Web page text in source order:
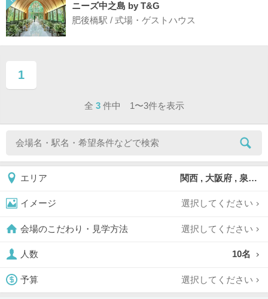
ニーズ中之島 by T&G
肥後橋駅 / 式場・ゲストハウス
1
ページ目
全 3 件中 1〜3件を表示
エリア 関西 , 大阪府 , 泉佐野市
イメージ 選択してください
会場のこだわり・見学方法 選択してください
人数 10名
予算 選択してください